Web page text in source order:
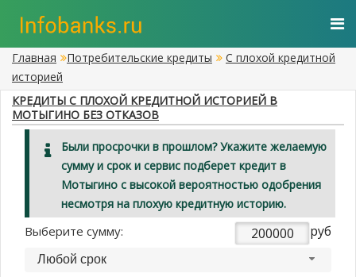
Главная Потребительские кредиты
С плохой кредитной
историей
КРЕДИТЫ С ПЛОХОЙ КРЕДИТНОЙ ИСТОРИЕЙ В
МОТЫГИНО БЕЗ ОТКАЗОВ
Были просрочки в прошлом? Укажите желаемую
сумму и срок и сервис подберет кредит в
Мотыгино с высокой вероятностью одобрения
несмотря на плохую кредитную историю.
Выберите сумму: руб
Любой срок